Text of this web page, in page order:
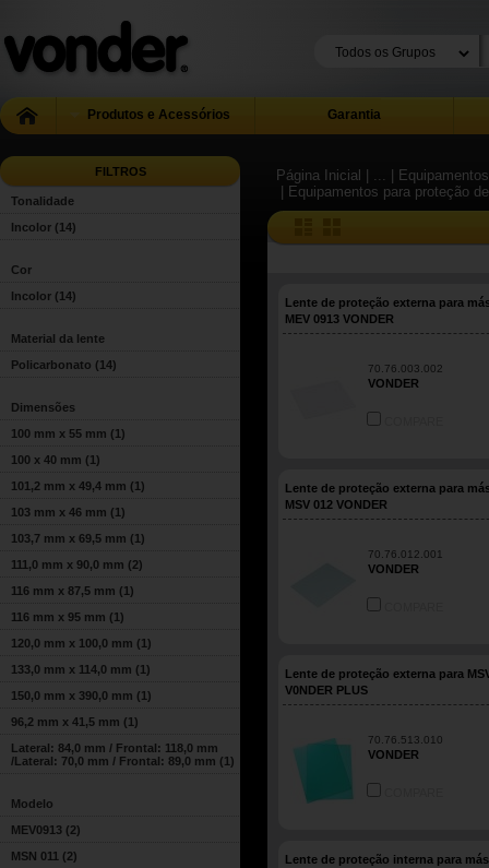
Produtos e Acessórios Garantia
FILTROS
Tonalidade
Incolor (14)
Cor
Incolor (14)
Material da lente
Policarbonato (14)
Dimensões
100 mm x 55 mm (1)
100 x 40 mm (1)
101,2 mm x 49,4 mm (1)
103 mm x 46 mm (1)
103,7 mm x 69,5 mm (1)
111,0 mm x 90,0 mm (2)
116 mm x 87,5 mm (1)
116 mm x 95 mm (1)
120,0 mm x 100,0 mm (1)
133,0 mm x 114,0 mm (1)
150,0 mm x 390,0 mm (1)
96,2 mm x 41,5 mm (1)
Lateral: 84,0 mm / Frontal: 118,0 mm
/Lateral: 70,0 mm / Frontal: 89,0 mm (1)
Modelo
MEV0913 (2)
MSN 011 (2)
Página Inicial | ...
|
| Equipamentos para proteção
Lente de proteção externa para
MEV 0913 VONDER
70.76.003.002
VONDER
Lente de proteção externa para
MSV 012 VONDER
70.76.012.001
VONDER
Lente de proteção externa para
V0NDER PLUS
70.76.513.010
VONDER
Lente de proteção interna para